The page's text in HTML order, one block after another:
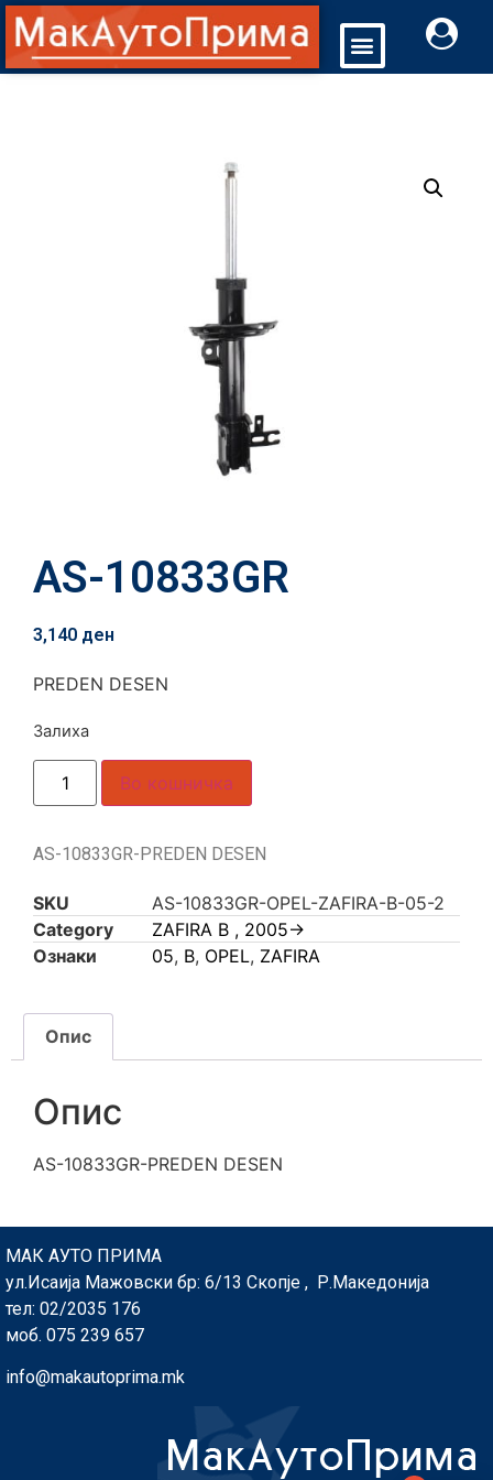
AS-10833GR
3,140 ден
PREDEN DESEN
Залиха
Во кошничка
AS-10833GR-PREDEN DESEN
SKU
AS-10833GR-OPEL-ZAFIRA-B-05-2
Category
ZAFIRA B , 2005->
Ознаки
05, B, OPEL, ZAFIRA
Опис
Опис
AS-10833GR-PREDEN DESEN
МАК АУТО ПРИМА
ул.Исаија Мажовски бр: 6/13 Скопје , Р.Македонија
тел: 02/2035 176
моб. 075 239 657
info@makautoprima.mk